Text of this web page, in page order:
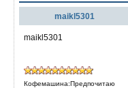
maikl5301
maikl5301
Кофемашина:Предпочитаю